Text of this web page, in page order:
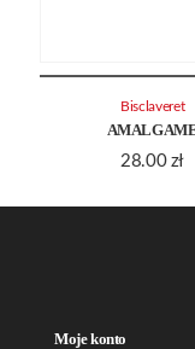
28.00 zł
Bisclaveret
Moje konto